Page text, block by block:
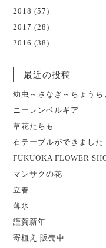
2018 (57)
2017 (28)
2016 (38)
最近の投稿
幼虫～さなぎ～ちょうち
ニーレンベルギア
草花たちも
石テーブルができました
FUKUOKA FLOWER
マンサクの花
立春
薄氷
謹賀新年
寄植え 販売中